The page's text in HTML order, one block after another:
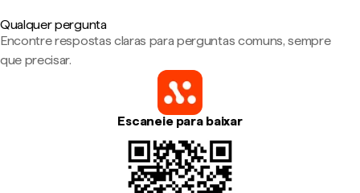
Qualquer pergunta
Encontre respostas claras para perguntas comuns, sempre
que precisar.
Escaneie para baixar